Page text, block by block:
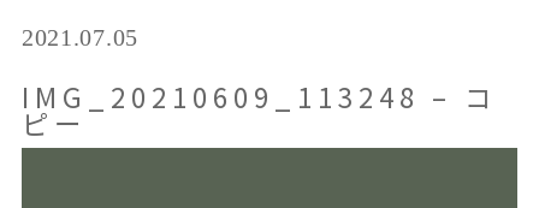
2021.07.05
IMG_20210609_113248 – コ
ピー